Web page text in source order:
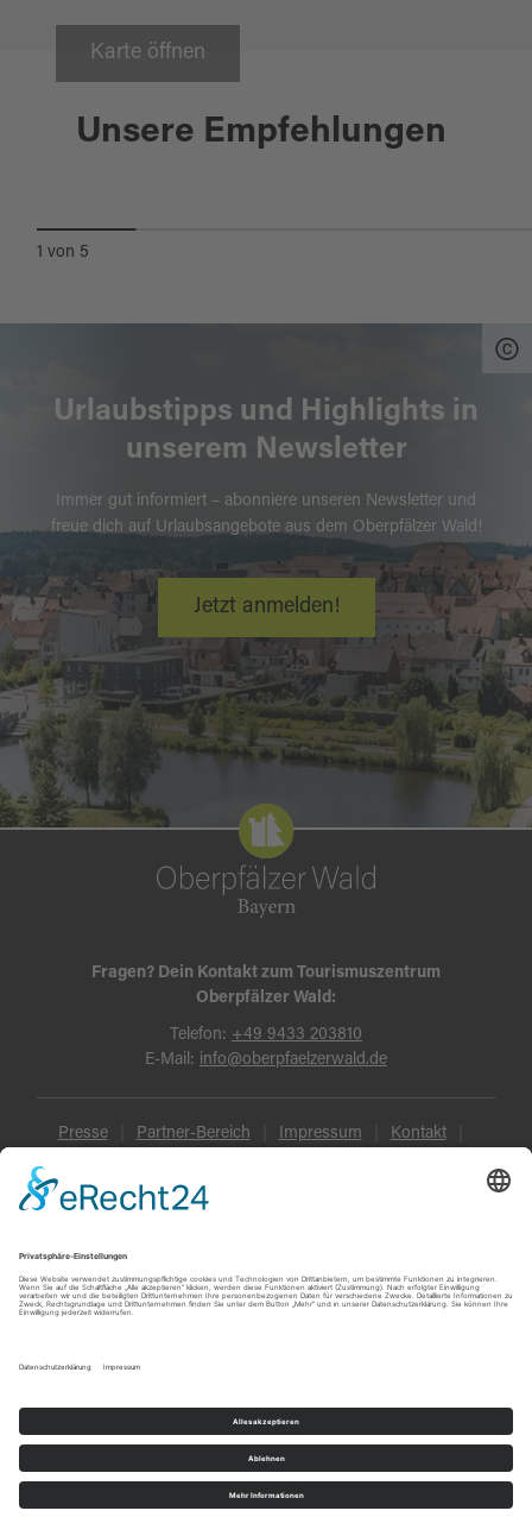
Karte öffnen
Unsere Empfehlungen
Nittenau
1 von 5
Urlaubstipps und Highlights in
unserem Newsletter
Immer gut informiert – abonniere unseren Newsletter und
freue dich auf Urlaubsangebote aus dem Oberpfälzer Wald!
Jetzt anmelden!
Fragen? Dein Kontakt zum Tourismuszentrum
Oberpfälzer Wald:
Telefon: +49 9433 203810
E-Mail: info@oberpfaelzerwald.de
Presse Partner-Bereich Impressum Kontakt
Datenschutz
© Oberpfälzer Wald 2026